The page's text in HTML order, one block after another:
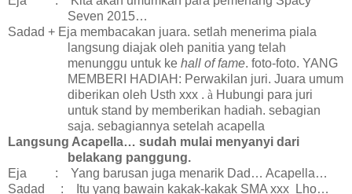
Seven 2015…
Sadad + Eja membacakan juara. setlah menerima piala
langsung diajak oleh panitia yang telah
menunggu untuk ke hall of fame. foto-foto. YANG
MEMBERI HADIAH: Perwakilan juri. Juara umum
diberikan oleh Usth xxx . àHubungi para juri
untuk stand by memberikan hadiah. sebagian
saja. sebagiannya setelah acapella
Langsung Acapella… sudah mulai menyanyi dari
belakang panggung.
Eja
:
Yang barusan juga menarik Dad… Acapella…
Sadad
:
Itu yang bawain kakak-kakak SMA xxx Lho…